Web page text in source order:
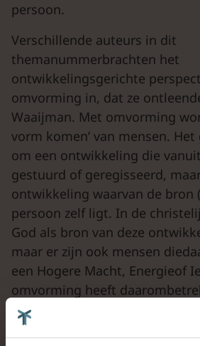
persoon.
Verschillende auteurs in dit
themanummerbrachten het
ontwikkelingsgerichte
omvorming in, dat ze
Waaijman. Met omvorming
vorm komen’ van mensen.
om een ontwikkeling die
gestuurd of geregisseerd,
ontwikkeling waarvan de bron
persoon zelf ligt. In de
God als bron van deze
maar er zijn ook mensen
een Hogere Macht, Energieof
omvorming heeft
godmenselijk
de mens en haar of zijn God